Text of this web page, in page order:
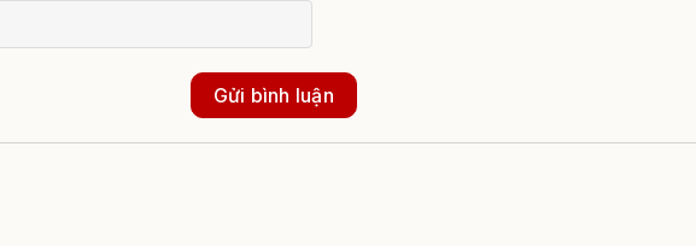
Gửi bình luận